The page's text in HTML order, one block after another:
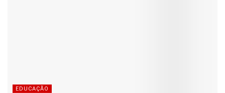
EDUCAÇÃO